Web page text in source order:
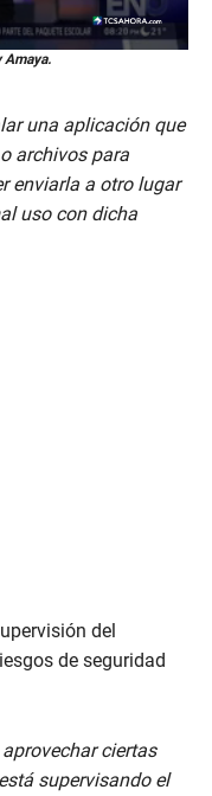
Amaya.
una aplicación que
archivos para
enviarla a otro lugar
uso con dicha
del
de seguridad
ciertas
supervisando el